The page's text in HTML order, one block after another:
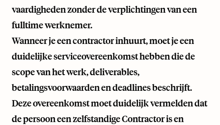
vaardigheden zonder de verplichtingen van een
fulltime werknemer.
Wanneer je een contractor inhuurt, moet je een
duidelijke serviceovereenkomst hebben die de
scope van het werk, deliverables,
betalingsvoorwaarden en deadlines beschrijft.
Deze overeenkomst moet duidelijk vermelden dat
de persoon een zelfstandige Contractor is en